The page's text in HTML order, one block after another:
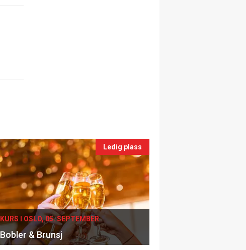
Ledig plass
KURS I OSLO, 05. SEPTEMBER
Bobler & Brunsj